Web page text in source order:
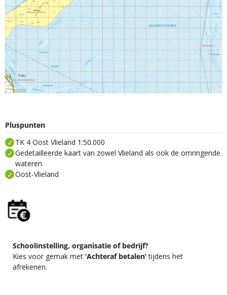
Pluspunten
TK 4 Oost Vlieland 1:50.000
Gedetailleerde kaart van zowel Vlieland als ook de omringende
wateren
Oost-Vlieland
Schoolinstelling, organisatie of bedrijf?
Kies voor gemak met ‘Achteraf betalen’tijdens het
afrekenen.